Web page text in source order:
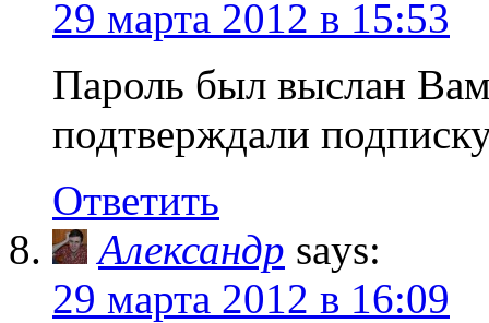
29 марта 2012 в 15:53
Пароль был выслан
подтверждали
Ответить
Александр says:
29 марта 2012 в 16:09